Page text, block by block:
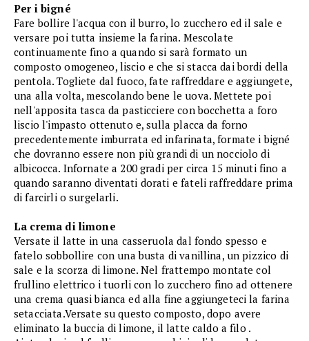
Per i bigné
Fare bollire l'acqua con il burro, lo zucchero ed il sale e
versare poi tutta insieme la farina. Mescolate
continuamente fino a quando si sarà formato un
composto omogeneo, liscio e che si stacca dai bordi della
pentola. Togliete dal fuoco, fate raffreddare e aggiungete,
una alla volta, mescolando bene le uova. Mettete poi
nell'apposita tasca da pasticciere con bocchetta a foro
liscio l'impasto ottenuto e, sulla placca da forno
precedentemente imburrata ed infarinata, formate i bigné
che dovranno essere non più grandi di un nocciolo di
albicocca. Infornate a 200 gradi per circa 15 minuti fino a
quando saranno diventati dorati e fateli raffreddare prima
di farcirli o surgelarli.
La crema di limone
Versate il latte in una casseruola dal fondo spesso e
fatelo sobbollire con una busta di vanillina, un pizzico di
sale e la scorza di limone. Nel frattempo montate col
frullino elettrico i tuorli con lo zucchero fino ad ottenere
una crema quasi bianca ed alla fine aggiungeteci la farina
setacciata.Versate su questo composto, dopo avere
eliminato la buccia di limone, il latte caldo a filo .